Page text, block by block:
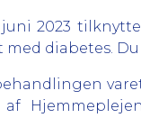
2023
diabetes.